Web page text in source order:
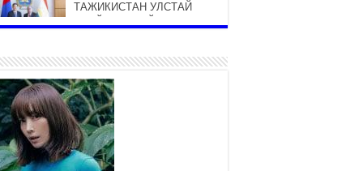
ТАЖИКИСТАН УЛСТАЙ
26,992 суралцагч хотхоны бага
сургуульд, 8100 суралцагч
төрөлжсөн ахлах сургуульд
суралцана
оны 7 сар 21 / 13 цаг 43 минут
COP17 хурлын үеэрх замын